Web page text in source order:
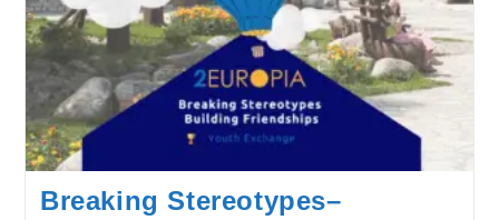
Breaking Stereotypes–